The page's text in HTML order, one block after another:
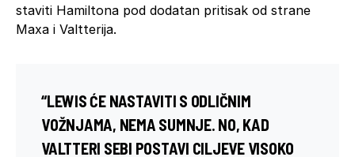
staviti Hamiltona pod dodatan pritisak od strane
Maxa i Valtterija.
“LEWIS ĆE NASTAVITI S ODLIČNIM
VOŽNJAMA, NEMA SUMNJE. NO, KAD
VALTTERI SEBI POSTAVI CILJEVE VISOKO